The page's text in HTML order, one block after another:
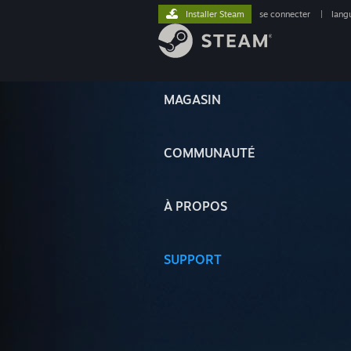
MAGASIN
COMMUNAUTÉ
À PROPOS
SUPPORT
Installer Steam se connecter